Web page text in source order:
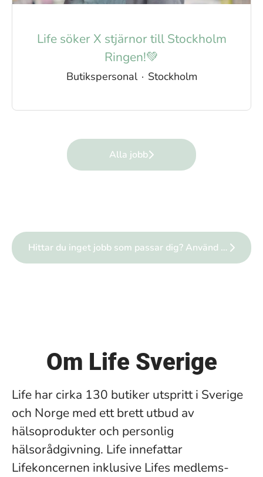
Life söker X stjärnor till Stockholm
Ringen!💚
Butikspersonal · Stockholm
Alla jobb
Hittar du inget jobb som passar dig? Använd connect för att spontanansöka!
Om Life Sverige
Life har cirka 130 butiker utspritt i Sverige
och Norge med ett brett utbud av
hälsoprodukter och personlig
hälsorådgivning. Life innefattar
Lifekoncernen inklusive Lifes medlems-